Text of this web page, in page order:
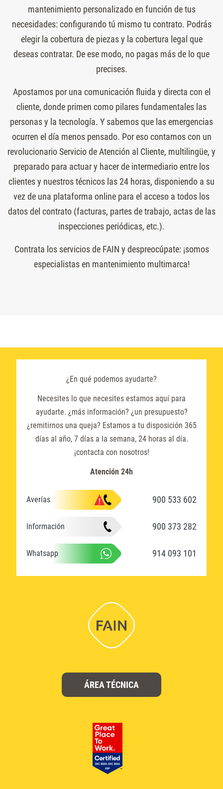
mantenimiento personalizado en función de tus
necesidades: configurando tú mismo tu contrato. Podrás
elegir la cobertura de piezas y la cobertura legal que
deseas contratar. De ese modo, no pagas más de lo que
precises.
Apostamos por una comunicación fluida y directa con el
cliente, donde primen como pilares fundamentales las
personas y la tecnología. Y sabemos que las emergencias
ocurren el día menos pensado. Por eso contamos con un
revolucionario Servicio de Atención al Cliente, multilingüe, y
preparado para actuar y hacer de intermediario entre los
clientes y nuestros técnicos las 24 horas, disponiendo a su
vez de una plataforma online para el acceso a todos los
datos del contrato (facturas, partes de trabajo, actas de las
inspecciones periódicas, etc.).
Contrata los servicios de FAIN y despreocúpate: ¡somos
especialistas en mantenimiento multimarca!
¿En qué podemos ayudarte?
Necesites lo que necesites estamos aquí para
ayudarte. ¿más información? ¿un presupuesto?
¿remitirnos una queja? Estamos a tu disposición 365
días al año, 7 días a la semana, 24 horas al día.
¡contacta con nosotros!
Atención 24h
Averías 900 533 602
Información 900 373 282
Whatsapp 914 093 101
ÁREA TÉCNICA